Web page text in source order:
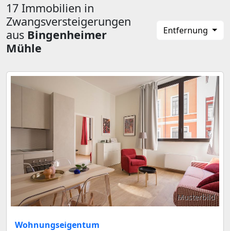
17 Immobilien in
Zwangsversteigerungen
aus Bingenheimer
Mühle
Entfernung
Musterbild
Wohnungseigentum